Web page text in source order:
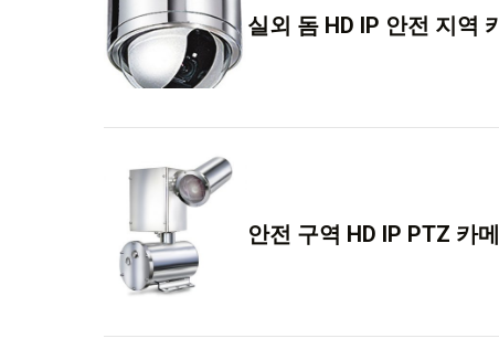
실외 돔 HD IP 안전 지역
안전 구역 HD IP PTZ 카